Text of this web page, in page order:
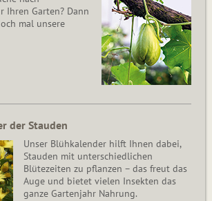
Ihren Garten? Dann
mal unsere
der Stauden
Unser Blühkalender hilft Ihnen dabei,
Stauden mit unterschiedlichen
Blütezeiten zu pflanzen – das freut das
Auge und bietet vielen Insekten das
ganze Gartenjahr Nahrung.